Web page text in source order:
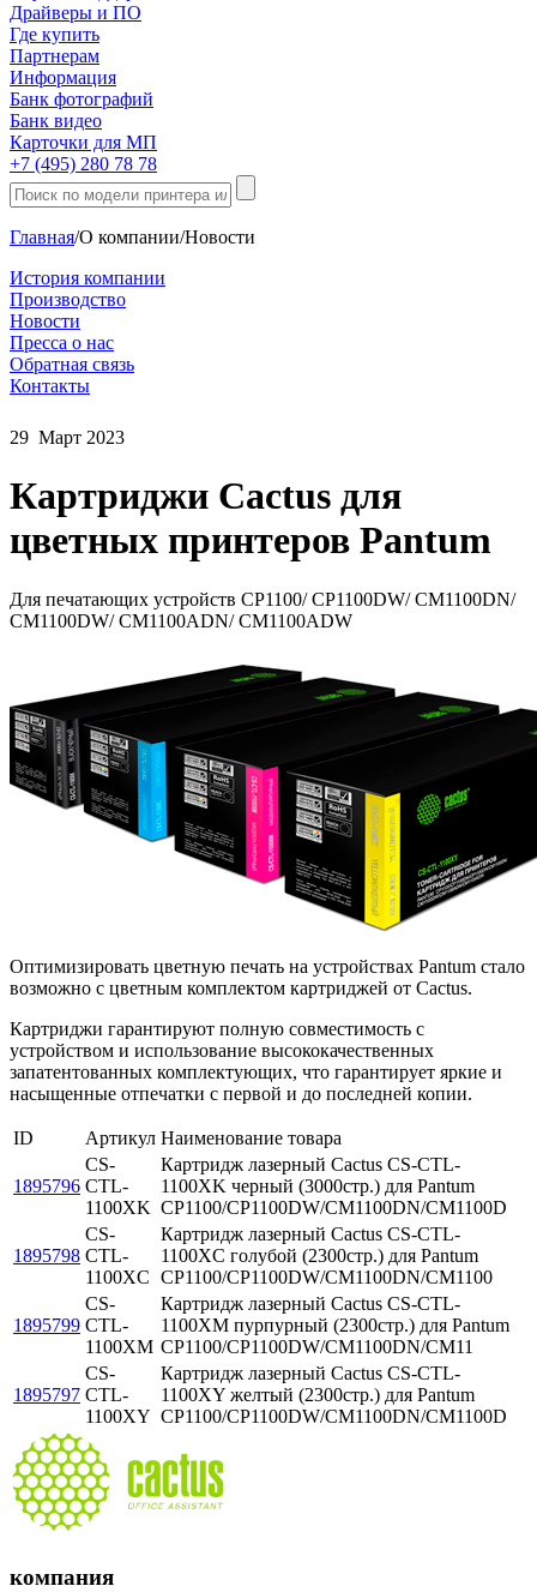
Драйверы и ПО
Где купить
Партнерам
Информация
Банк фотографий
Банк видео
Карточки для МП
+7 (495) 280 78 78
Главная/О компании/Новости
История компании
Производство
Новости
Пресса о нас
Обратная связь
Контакты
29 Март 2023
Картриджи Cactus для
цветных принтеров Pantum
Для печатающих устройств CP1100/ CP1100DW/ CM1100DN/
CM1100DW/ CM1100ADN/ CM1100ADW
Оптимизировать цветную печать на устройствах Pantum стало
возможно с цветным комплектом картриджей от Caсtus.
Картриджи гарантируют полную совместимость с
устройством и использование высококачественных
запатентованных комплектующих, что гарантирует яркие и
насыщенные отпечатки с первой и до последней копии.
ID Артикул Наименование товара
1895796
CS-
CTL-
1100XK
Картридж лазерный Cactus CS-CTL-
1100XK черный (3000стр.) для Pantum
CP1100/CP1100DW/CM1100DN/CM1100D
1895798
CS-
CTL-
1100XC
Картридж лазерный Cactus CS-CTL-
1100XC голубой (2300стр.) для Pantum
CP1100/CP1100DW/CM1100DN/CM1100
1895799
CS-
CTL-
1100XM
Картридж лазерный Cactus CS-CTL-
1100XM пурпурный (2300стр.) для Pantum
CP1100/CP1100DW/CM1100DN/CM11
1895797
CS-
CTL-
1100XY
Картридж лазерный Cactus CS-CTL-
1100XY желтый (2300стр.) для Pantum
CP1100/CP1100DW/CM1100DN/CM1100D
компания